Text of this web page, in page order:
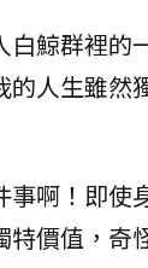
鯨群裡的
人生雖然
啊！即使
價值，奇